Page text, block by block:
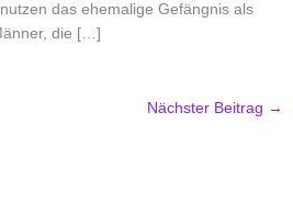
das ehemalige Gefängnis als
die […]
Nächster Beitrag →